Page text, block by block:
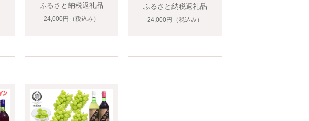
ふるさと納税返礼品
24,000円 （税込み）
ふるさと納税返礼品
24,000円 （税込み）